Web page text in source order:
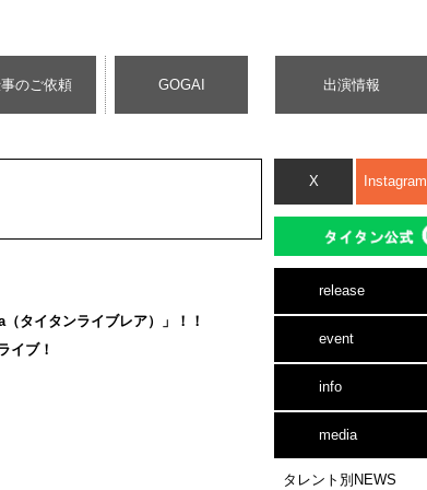
のご依頼 GOGAI 出演情報
タイタンライブレア）」！！
イブ！
X Instagram
release
event
info
media
タレント別NEWS